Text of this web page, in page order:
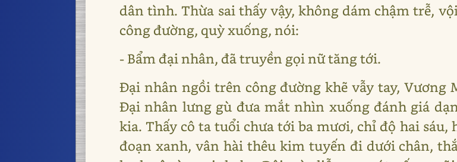
dân tình. Thừa sai thấy vậy, không dám chậm trễ,
công đường, quỳ xuống, nói:
- Bẩm đại nhân, đã truyền gọi nữ tăng tới.
Đại nhân ngồi trên công đường khẽ vẫy tay, Vương
Đại nhân lưng gù đưa mắt nhìn xuống đánh giá
kia. Thấy cô ta tuổi chưa tới ba mươi, chỉ độ hai
đoạn xanh, vân hài thêu kim tuyến đi dưới chân,